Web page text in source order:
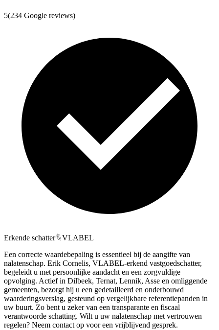
5(234 Google reviews)
Erkende schatter
VLABEL
Een correcte waardebepaling is essentieel bij de aangifte van
nalatenschap. Erik Cornelis, VLABEL-erkend vastgoedschatter,
begeleidt u met persoonlijke aandacht en een zorgvuldige
opvolging. Actief in Dilbeek, Ternat, Lennik, Asse en omliggende
gemeenten, bezorgt hij u een gedetailleerd en onderbouwd
waarderingsverslag, gesteund op vergelijkbare referentiepanden in
uw buurt. Zo bent u zeker van een transparante en fiscaal
verantwoorde schatting. Wilt u uw nalatenschap met vertrouwen
regelen? Neem contact op voor een vrijblijvend gesprek.